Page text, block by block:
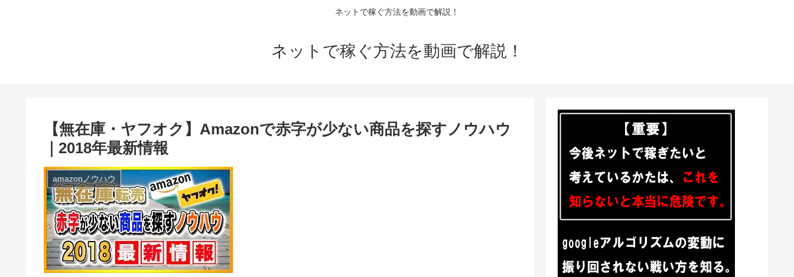
ネットで稼ぐ方法を動画で解説！
ネットで稼ぐ方法を動画で解説！
【無在庫・ヤフオク】Amazonで赤字が少ない商品を探すノウハウ
｜2018年最新情報
amazonノウハウ